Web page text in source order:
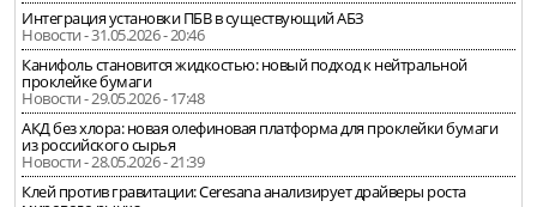
Интеграция установки ПБВ в существующий АБЗ
Новости - 31.05.2026 - 20:46
Канифоль становится жидкостью: новый подход к нейтральной
проклейке бумаги
Новости - 29.05.2026 - 17:48
АКД без хлора: новая олефиновая платформа для проклейки бумаги
из российского сырья
Новости - 28.05.2026 - 21:39
Клей против гравитации: Ceresana анализирует драйверы роста